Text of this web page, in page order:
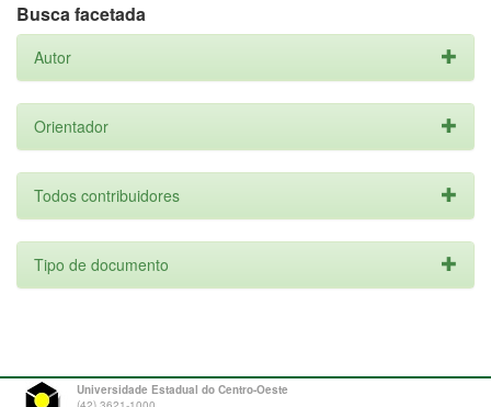
Busca facetada
Autor
Orientador
Todos contribuidores
Tipo de documento
Universidade Estadual do Centro-Oeste